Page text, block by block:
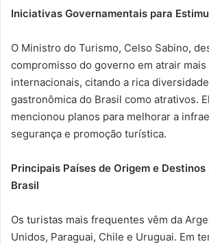
Iniciativas Governamentais para
O Ministro do Turismo, Celso Sabino,
compromisso do governo em atrair
internacionais, citando a rica
gastronômica do Brasil como atrativos.
mencionou planos para melhorar a
segurança e promoção turística.
Principais Países de Origem e
Brasil
Os turistas mais frequentes vêm da
Unidos, Paraguai, Chile e Uruguai. Em